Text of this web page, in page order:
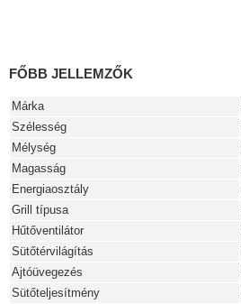
FŐBB JELLEMZŐK
Márka
Szélesség
Mélység
Magasság
Energiaosztály
Grill típusa
Hűtőventilátor
Sütőtérvilágítás
Ajtóüvegezés
Sütőteljesítmény